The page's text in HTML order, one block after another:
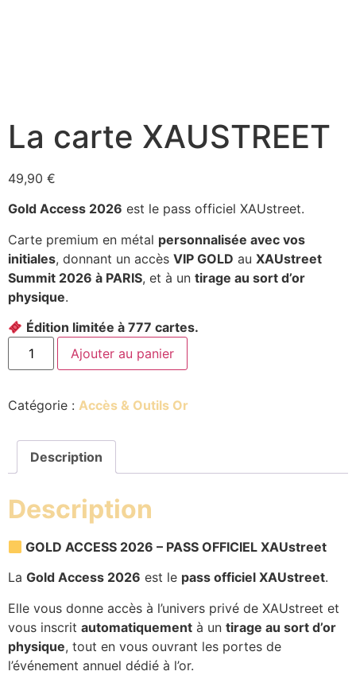
La carte XAUSTREET
49,90 €
Gold Access 2026 est le pass officiel XAUstreet.
Carte premium en métal personnalisée avec vos
initiales, donnant un accès VIP GOLD au XAUstreet
Summit 2026 à PARIS, et à un tirage au sort d’or
physique.
Édition limitée à 777 cartes.
Ajouter au panier
Catégorie : Accès & Outils Or
Description
Description
GOLD ACCESS 2026 – PASS OFFICIEL XAUstreet
La Gold Access 2026 est le pass officiel XAUstreet.
Elle vous donne accès à l’univers privé de XAUstreet et
vous inscrit automatiquement à un tirage au sort d’or
physique, tout en vous ouvrant les portes de
l’événement annuel dédié à l’or.